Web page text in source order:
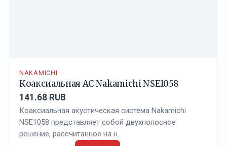
NAKAMICHI
Коаксиальная АС Nakamichi NSE1058
141.68 RUB
Коаксиальная акустическая система Nakamichi
NSE1058 представляет собой двухполосное
решение, рассчитанное на н…